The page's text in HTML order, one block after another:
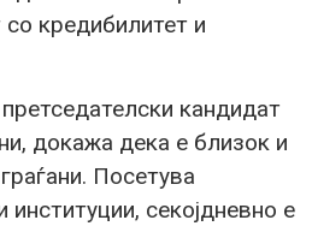
кредибилитет и
кандидат
докажа дека е близок и
Посетува
институции, секојдневно е